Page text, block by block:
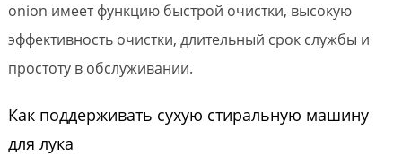
onion имеет функцию быстрой очистки, высокую
эффективность очистки, длительный срок службы и
простоту в обслуживании.
Как поддерживать сухую стиральную машину
для лука